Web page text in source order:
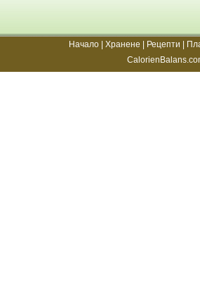
Начало| Хранене Рецепти